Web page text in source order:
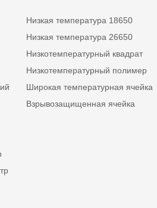
Низкая температура 18650
Низкая температура 26650
Низкотемпературный квадрат
Низкотемпературный полимер
Широкая температурная ячейка
Взрывозащищенная ячейка